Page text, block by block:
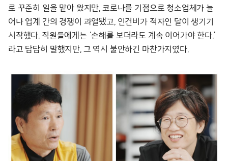
로 꾸준히 일을 맡아 왔지만, 코로나를 기점으로 청소업체가 늘
어나 업계 간의 경쟁이 과열됐고, 인건비가 적자인 달이 생기기
시작했다. 직원들에게는 ‘손해를 보더라도 계속 이어가야 한다.’
라고 담담히 말했지만, 그 역시 불안하긴 마찬가지였다.